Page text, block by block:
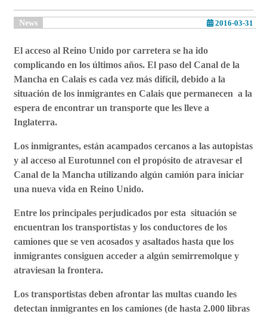
News 2016-03-31
El acceso al Reino Unido por carretera se ha ido
complicando en los últimos años. El paso del Canal de la
Mancha en Calais es cada vez más difícil, debido a la
situación de los inmigrantes en Calais que permanecen a la
espera de encontrar un transporte que les lleve a
Inglaterra.
Los inmigrantes, están acampados cercanos a las autopistas
y al acceso al Eurotunnel con el propósito de atravesar el
Canal de la Mancha utilizando algún camión para iniciar
una nueva vida en Reino Unido.
Entre los principales perjudicados por esta situación se
encuentran los transportistas y los conductores de los
camiones que se ven acosados y asaltados hasta que los
inmigrantes consiguen acceder a algún semirremolque y
atraviesan la frontera.
Los transportistas deben afrontar las multas cuando les
detectan inmigrantes en los camiones (de hasta 2.000 libras